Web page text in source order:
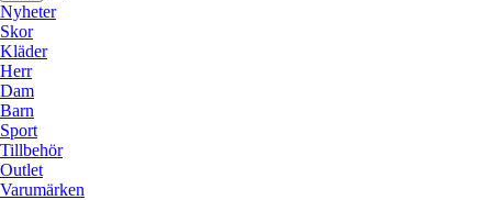
Nyheter
Skor
Kläder
Herr
Dam
Barn
Sport
Tillbehör
Outlet
Varumärken